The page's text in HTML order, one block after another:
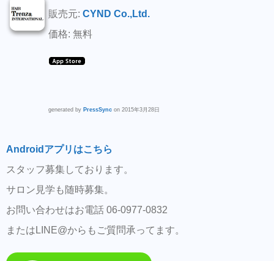
販売元: CYND Co.,Ltd.
価格: 無料
generated by PressSync on 2015年3月28日
Androidアプリはこちら
スタッフ募集しております。
サロン見学も随時募集。
お問い合わせはお電話 06-0977-0832
またはLINE@からもご質問承ってます。